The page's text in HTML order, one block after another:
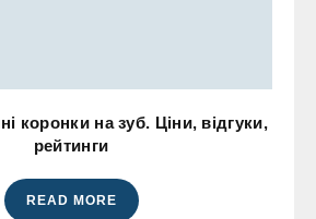
коронки на зуб. Ціни, відгуки,
рейтинги
READ MORE